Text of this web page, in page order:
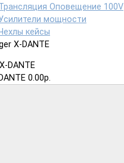
Оповещение 100V
мощности
кейсы
X-DANTE
0.00р.